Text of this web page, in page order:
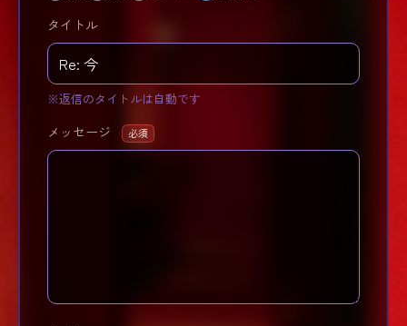
タイトル
※返信のタイトルは自動です
メッセージ 必須